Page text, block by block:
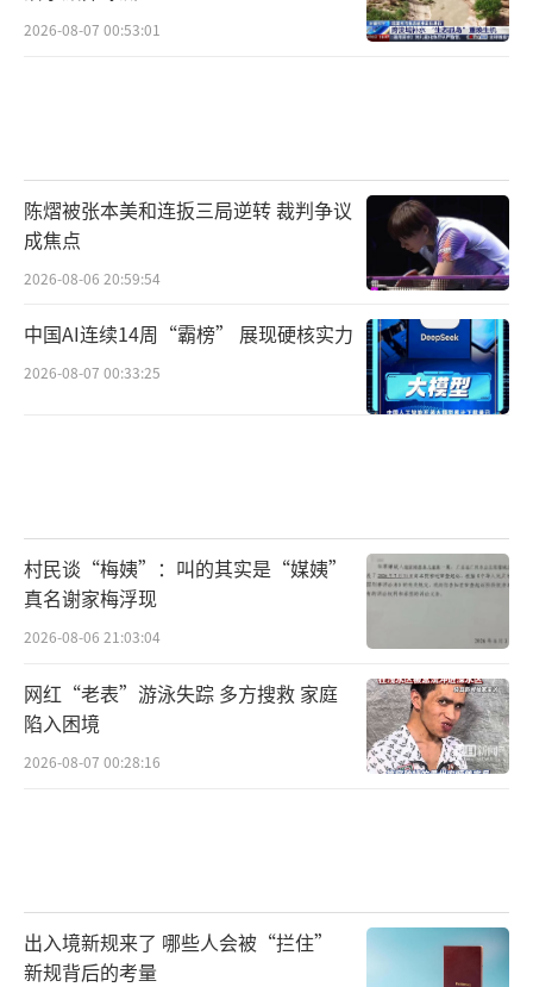
2026-08-07 00:53:01
陈熠被张本美和连扳三局逆转 裁判争议
成焦点
2026-08-06 20:59:54
中国AI连续14周“霸榜” 展现硬核实力
2026-08-07 00:33:25
村民谈“梅姨”：叫的其实是“媒姨”
真名谢家梅浮现
2026-08-06 21:03:04
网红“老表”游泳失踪 多方搜救 家庭
陷入困境
2026-08-07 00:28:16
出入境新规来了 哪些人会被“拦住”
新规背后的考量